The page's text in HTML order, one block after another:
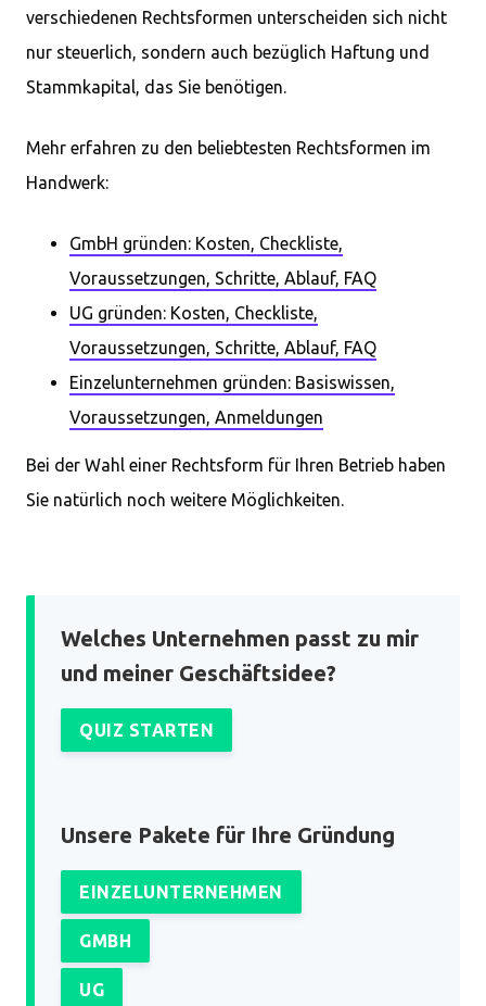
verschiedenen Rechtsformen unterscheiden sich nicht
nur steuerlich, sondern auch bezüglich Haftung und
Stammkapital, das Sie benötigen.
Mehr erfahren zu den beliebtesten Rechtsformen im
Handwerk:
GmbH gründen: Kosten, Checkliste,
Voraussetzungen, Schritte, Ablauf, FAQ
UG gründen: Kosten, Checkliste,
Voraussetzungen, Schritte, Ablauf, FAQ
Einzelunternehmen gründen: Basiswissen,
Voraussetzungen, Anmeldungen
Bei der Wahl einer Rechtsform für Ihren Betrieb haben
Sie natürlich noch weitere Möglichkeiten.
Welches Unternehmen passt zu mir
und meiner Geschäftsidee?
QUIZ STARTEN
Unsere Pakete für Ihre Gründung
EINZELUNTERNEHMEN
GMBH
UG